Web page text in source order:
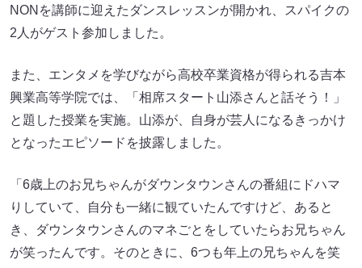
NONを講師に迎えたダンスレッスンが開かれ、スパイクの
2人がゲスト参加しました。
また、エンタメを学びながら高校卒業資格が得られる吉本
興業高等学院では、「相席スタート山添さんと話そう！」
と題した授業を実施。山添が、自身が芸人になるきっかけ
となったエピソードを披露しました。
「6歳上のお兄ちゃんがダウンタウンさんの番組にドハマ
りしていて、自分も一緒に観ていたんですけど、あると
き、ダウンタウンさんのマネごとをしていたらお兄ちゃん
が笑ったんです。そのときに、6つも年上の兄ちゃんを笑